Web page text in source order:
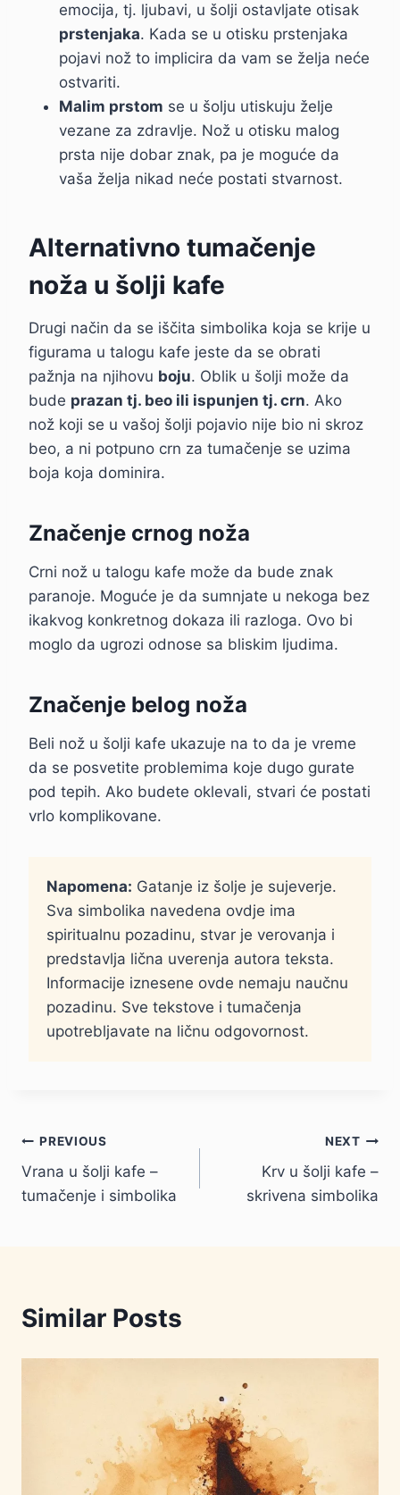
emocija, tj. ljubavi, u šolji ostavljate otisak
prstenjaka. Kada se u otisku prstenjaka
pojavi nož to implicira da vam se želja neće
ostvariti.
Malim prstom se u šolju utiskuju želje
vezane za zdravlje. Nož u otisku malog
prsta nije dobar znak, pa je moguće da
vaša želja nikad neće postati stvarnost.
Alternativno tumačenje
noža u šolji kafe
Drugi način da se iščita simbolika koja se krije u
figurama u talogu kafe jeste da se obrati
pažnja na njihovu boju. Oblik u šolji može da
bude prazan tj. beo ili ispunjen tj. crn. Ako
nož koji se u vašoj šolji pojavio nije bio ni skroz
beo, a ni potpuno crn za tumačenje se uzima
boja koja dominira.
Značenje crnog noža
Crni nož u talogu kafe može da bude znak
paranoje. Moguće je da sumnjate u nekoga bez
ikakvog konkretnog dokaza ili razloga. Ovo bi
moglo da ugrozi odnose sa bliskim ljudima.
Značenje belog noža
Beli nož u šolji kafe ukazuje na to da je vreme
da se posvetite problemima koje dugo gurate
pod tepih. Ako budete oklevali, stvari će postati
vrlo komplikovane.
Napomena: Gatanje iz šolje je sujeverje.
Sva simbolika navedena ovdje ima
spiritualnu pozadinu, stvar je verovanja i
predstavlja lična uverenja autora teksta.
Informacije iznesene ovde nemaju naučnu
pozadinu. Sve tekstove i tumačenja
upotrebljavate na ličnu odgovornost.
Kretanje
članka
PREVIOUS
Vrana u šolji kafe –
tumačenje i simbolika
NEXT
Krv u šolji kafe –
skrivena simbolika
Similar Posts